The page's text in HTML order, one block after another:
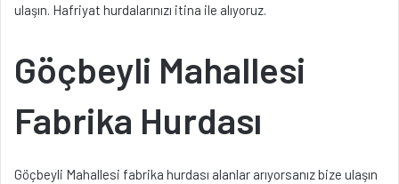
ulaşın. Hafriyat hurdalarınızı itina ile alıyoruz.
Göçbeyli Mahallesi
Fabrika Hurdası
Göçbeyli Mahallesi fabrika hurdası alanlar arıyorsanız bize ulaşın